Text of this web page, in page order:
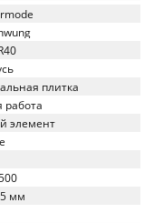
плитка
работа
элемент
мм